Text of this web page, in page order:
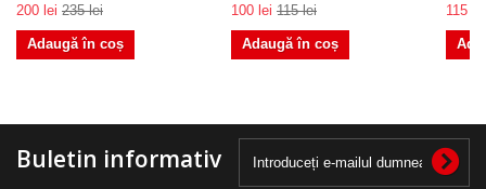
200 lei 235 lei
Adaugă în coș
100 lei 115 lei
Adaugă în coș
115 lei
Buletin informativ